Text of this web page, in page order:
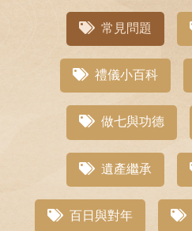
常見問題
禮儀小百科
做七與功德
遺產繼承
百日與對年